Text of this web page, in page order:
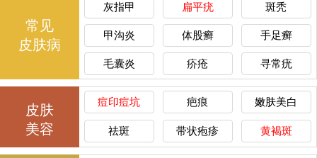
常见
皮肤病
灰指甲 扁平疣 斑秃
甲沟炎 体股癣 手足癣
毛囊炎 疥疮 寻常疣
皮肤
美容
痘印痘坑 疤痕 嫩肤美白
祛斑 带状疱疹 黄褐斑